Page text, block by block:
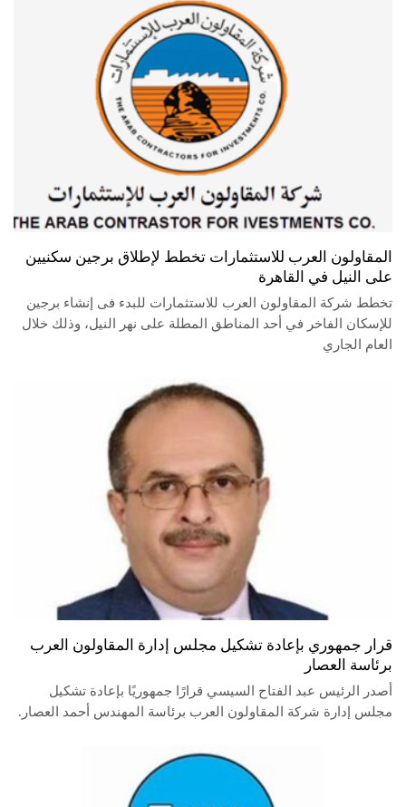
المقاولون العرب للاستثمارات تخطط لإطلاق برجين سكنيين
على النيل في القاهرة
تخطط شركة المقاولون العرب للاستثمارات للبدء فى إنشاء برجين
للإسكان الفاخر في أحد المناطق المطلة على نهر النيل، وذلك خلال
العام الجاري
قرار جمهوري بإعادة تشكيل مجلس إدارة المقاولون العرب
برئاسة العصار
أصدر الرئيس عبد الفتاح السيسي قرارًا جمهوريًا بإعادة تشكيل
مجلس إدارة شركة المقاولون العرب برئاسة المهندس أحمد العصار.